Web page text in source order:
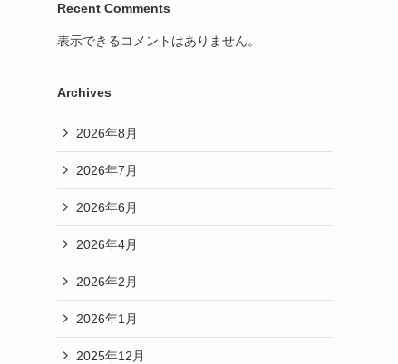
Recent Comments
表示できるコメントはありません。
Archives
2026年8月
2026年7月
2026年6月
2026年4月
2026年2月
2026年1月
2025年12月